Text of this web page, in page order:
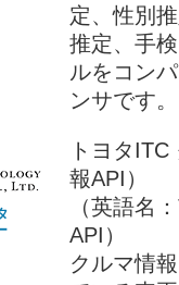
定、性別
推定、手
ルをコン
ンサです。
トヨタ
報API）
（英語名
API）
クルマ情